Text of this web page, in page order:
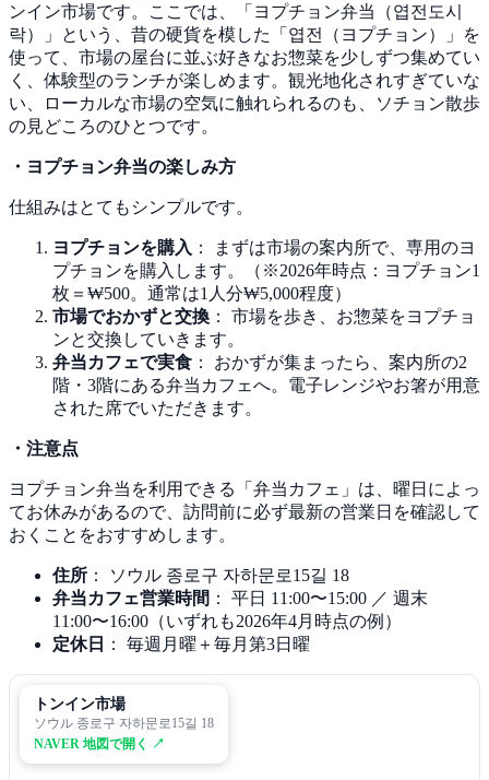
ンイン市場です。ここでは、「ヨプチョン弁当（엽전도시
락）」という、昔の硬貨を模した「엽전（ヨプチョン）」を
使って、市場の屋台に並ぶ好きなお惣菜を少しずつ集めてい
く、体験型のランチが楽しめます。観光地化されすぎていな
い、ローカルな市場の空気に触れられるのも、ソチョン散歩
の見どころのひとつです。
・ヨプチョン弁当の楽しみ方
仕組みはとてもシンプルです。
ヨプチョンを購入 ： まずは市場の案内所で、専用のヨ
プチョンを購入します。（※2026年時点：ヨプチョン1
枚＝₩500。通常は1人分₩5,000程度）
市場でおかずと交換 ： 市場を歩き、お惣菜をヨプチョ
ンと交換していきます。
弁当カフェで実食 ： おかずが集まったら、案内所の2
階・3階にある弁当カフェへ。電子レンジやお箸が用意
された席でいただきます。
・注意点
ヨプチョン弁当を利用できる「弁当カフェ」は、曜日によっ
てお休みがあるので、訪問前に必ず最新の営業日を確認して
おくことをおすすめします。
住所 ： ソウル 종로구 자하문로15길 18
弁当カフェ営業時間 ： 平日 11:00〜15:00 ／ 週末
11:00〜16:00（いずれも2026年4月時点の例）
定休日
： 毎週月曜＋毎月第3日曜
トンイン市場
ソウル 종로구 자하문로15길 18
NAVER 地図で開く ↗